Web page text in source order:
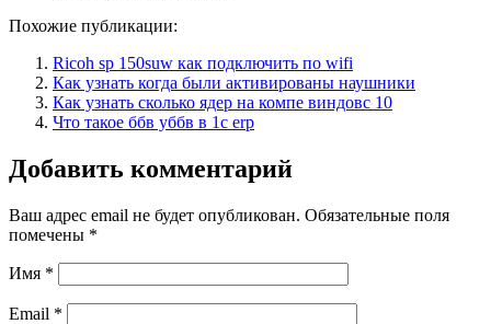
Похожие публикации:
Ricoh sp 150suw как подключить по wifi
Как узнать когда были активированы наушники
Как узнать сколько ядер на компе виндовс 10
Что такое ббв уббв в 1с erp
Добавить комментарий
Ваш адрес email не будет опубликован. Обязательные поля
помечены *
Имя *
Email *